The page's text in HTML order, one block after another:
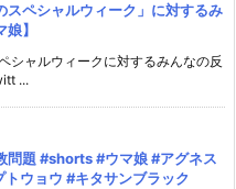
スペシャルウィーク」に対するみ
】
シャルウィークに対するみんなの反
...
問題 #shorts #ウマ娘 #アグネス
トウョウ #キタサンブラック